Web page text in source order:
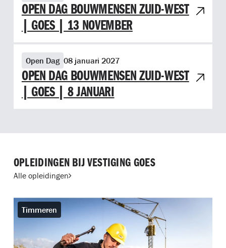
OPEN DAG BOUWMENSEN ZUID-WEST
| GOES | 13 NOVEMBER
OPEN DAG BOUWMENSEN ZUID-WEST
| GOES | 8 JANUARI
Open Dag 08 januari 2027
Bekijk evenement Open dag Bouwmensen Zuid-West | Goes
OPLEIDINGEN BIJ VESTIGING GOES
Alle opleidingen
Timmeren